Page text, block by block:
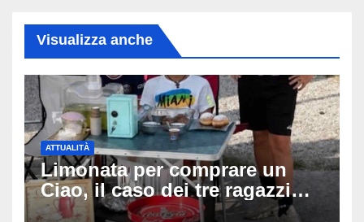
Visualizza anche
ATTUALITÀ
Limonata per comprare un
Ciao, il caso dei tre ragazzi
divide l’Italia: Fedriga li invita